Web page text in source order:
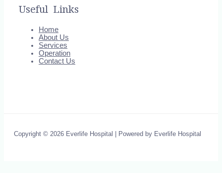
Useful Links
Home
About Us
Services
Operation
Contact Us
Copyright © 2026 Everlife Hospital | Powered by Everlife Hospital